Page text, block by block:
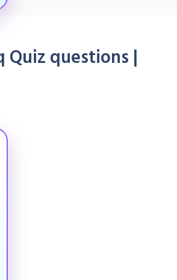
Quiz questions |